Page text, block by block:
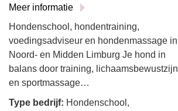
Meer informatie
Hondenschool, hondentraining,
voedingsadviseur en hondenmassage in
Noord- en Midden Limburg Je hond in
balans door training, lichaamsbewustzijn
en sportmassage…
Type bedrijf: Hondenschool,